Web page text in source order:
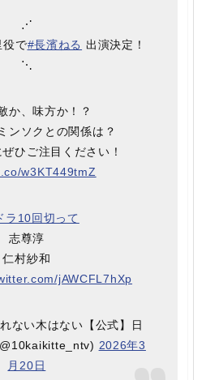
⋰
役で#長濱ねる 出演決定！
⋱
か、味方か！？
ンソクとの関係は？
ひご注目ください！
w3KT449tmZ
ラ10回切って
志尊淳
仁村紗和
jAWCFL7hXp
ない木はない【公式】日
2026年3
月20日